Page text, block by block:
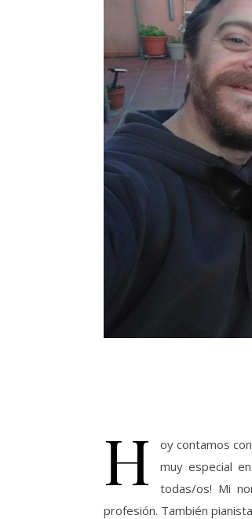
H
oy contamos
muy especial
todas/os! Mi
profesión. También